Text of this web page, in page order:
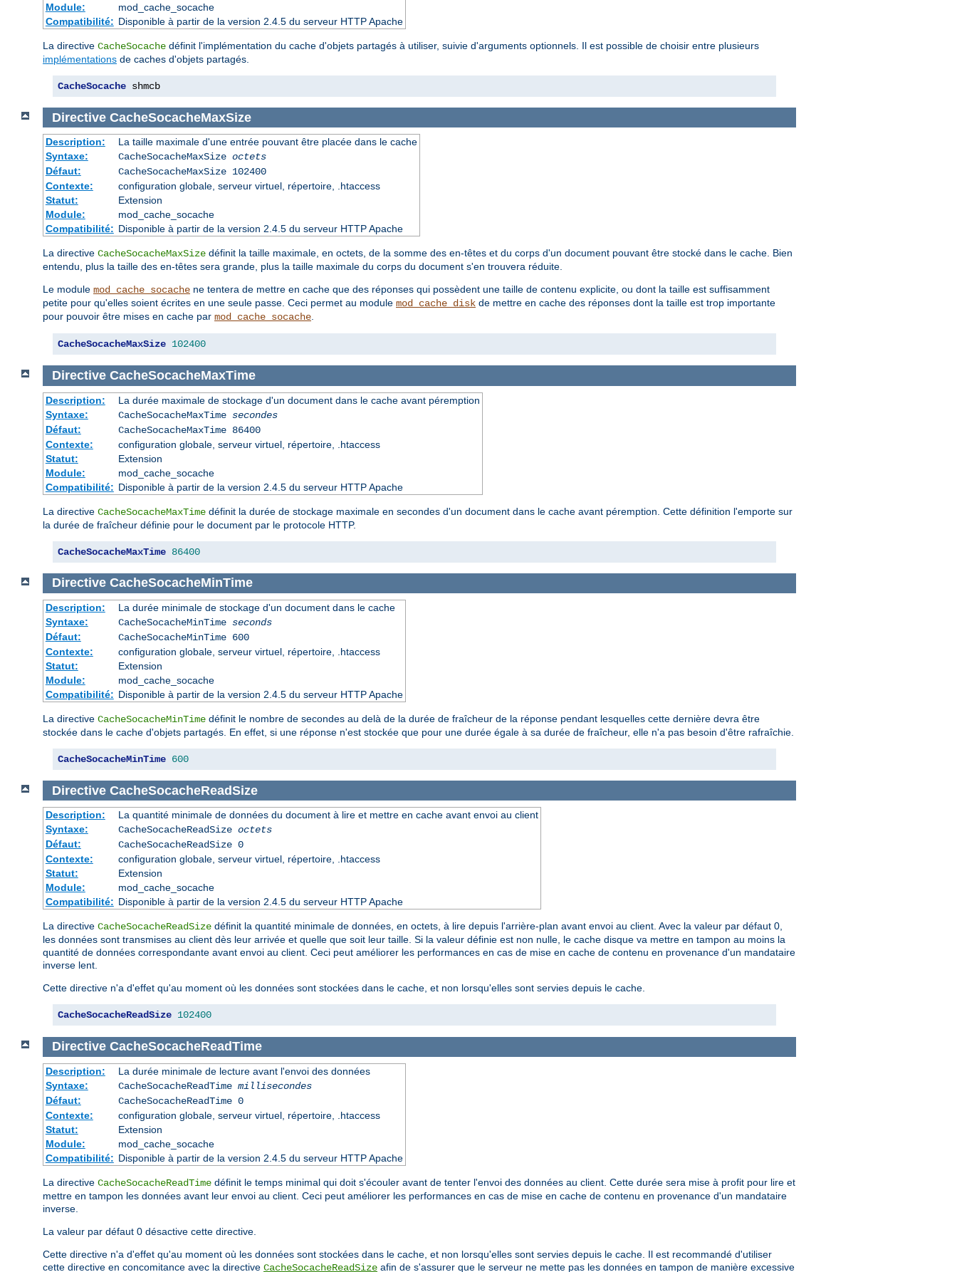
Module:
mod_cache_socache
Compatibilité: Disponible à partir de la version 2.4.5 du serveur HTTP Apache
La directive CacheSocache définit l'implémentation du cache d'objets partagés à utiliser, suivie d'arguments optionnels. Il est possible de choisir entre plusieurs
implémentations de caches d'objets partagés.
CacheSocache shmcb
Directive CacheSocacheMaxSize
Description:
La taille maximale d'une entrée pouvant être placée dans le cache
Syntaxe:
CacheSocacheMaxSize octets
Défaut:
CacheSocacheMaxSize 102400
Contexte:
configuration globale, serveur virtuel, répertoire, .htaccess
Statut:
Extension
Module:
mod_cache_socache
Compatibilité: Disponible à partir de la version 2.4.5 du serveur HTTP Apache
La directive CacheSocacheMaxSize définit la taille maximale, en octets, de la somme des en-têtes et du corps d'un document pouvant être stocké dans le cache. Bien
entendu, plus la taille des en-têtes sera grande, plus la taille maximale du corps du document s'en trouvera réduite.
Le module mod_cache_socache ne tentera de mettre en cache que des réponses qui possèdent une taille de contenu explicite, ou dont la taille est suffisamment
petite pour qu'elles soient écrites en une seule passe. Ceci permet au module mod_cache_disk de mettre en cache des réponses dont la taille est trop importante
pour pouvoir être mises en cache par mod_cache_socache.
CacheSocacheMaxSize 102400
Directive CacheSocacheMaxTime
Description:
La durée maximale de stockage d'un document dans le cache avant péremption
Syntaxe:
CacheSocacheMaxTime secondes
Défaut:
CacheSocacheMaxTime 86400
Contexte:
configuration globale, serveur virtuel, répertoire, .htaccess
Statut:
Extension
Module:
mod_cache_socache
Compatibilité: Disponible à partir de la version 2.4.5 du serveur HTTP Apache
La directive CacheSocacheMaxTime définit la durée de stockage maximale en secondes d'un document dans le cache avant péremption. Cette définition l'emporte sur
la durée de fraîcheur définie pour le document par le protocole HTTP.
CacheSocacheMaxTime 86400
Directive CacheSocacheMinTime
Description:
La durée minimale de stockage d'un document dans le cache
Syntaxe:
CacheSocacheMinTime seconds
Défaut:
CacheSocacheMinTime 600
Contexte:
configuration globale, serveur virtuel, répertoire, .htaccess
Statut:
Extension
Module:
mod_cache_socache
Compatibilité: Disponible à partir de la version 2.4.5 du serveur HTTP Apache
La directive CacheSocacheMinTime définit le nombre de secondes au delà de la durée de fraîcheur de la réponse pendant lesquelles cette dernière devra être
stockée dans le cache d'objets partagés. En effet, si une réponse n'est stockée que pour une durée égale à sa durée de fraîcheur, elle n'a pas besoin d'être rafraîchie.
CacheSocacheMinTime 600
Directive CacheSocacheReadSize
Description:
La quantité minimale de données du document à lire et mettre en cache avant envoi au client
Syntaxe:
CacheSocacheReadSize octets
Défaut:
CacheSocacheReadSize 0
Contexte:
configuration globale, serveur virtuel, répertoire, .htaccess
Statut:
Extension
Module:
mod_cache_socache
Compatibilité: Disponible à partir de la version 2.4.5 du serveur HTTP Apache
La directive CacheSocacheReadSize définit la quantité minimale de données, en octets, à lire depuis l'arrière-plan avant envoi au client. Avec la valeur par défaut 0,
les données sont transmises au client dès leur arrivée et quelle que soit leur taille. Si la valeur définie est non nulle, le cache disque va mettre en tampon au moins la
quantité de données correspondante avant envoi au client. Ceci peut améliorer les performances en cas de mise en cache de contenu en provenance d'un mandataire
inverse lent.
Cette directive n'a d'effet qu'au moment où les données sont stockées dans le cache, et non lorsqu'elles sont servies depuis le cache.
CacheSocacheReadSize 102400
Directive CacheSocacheReadTime
Description:
La durée minimale de lecture avant l'envoi des données
Syntaxe:
CacheSocacheReadTime millisecondes
Défaut:
CacheSocacheReadTime 0
Contexte:
configuration globale, serveur virtuel, répertoire, .htaccess
Statut:
Extension
Module:
mod_cache_socache
Compatibilité: Disponible à partir de la version 2.4.5 du serveur HTTP Apache
La directive CacheSocacheReadTime définit le temps minimal qui doit s'écouler avant de tenter l'envoi des données au client. Cette durée sera mise à profit pour lire et
mettre en tampon les données avant leur envoi au client. Ceci peut améliorer les performances en cas de mise en cache de contenu en provenance d'un mandataire
inverse.
La valeur par défaut 0 désactive cette directive.
Cette directive n'a d'effet qu'au moment où les données sont stockées dans le cache, et non lorsqu'elles sont servies depuis le cache. Il est recommandé d'utiliser
cette directive en concomitance avec la directive CacheSocacheReadSize afin de s'assurer que le serveur ne mette pas les données en tampon de manière excessive